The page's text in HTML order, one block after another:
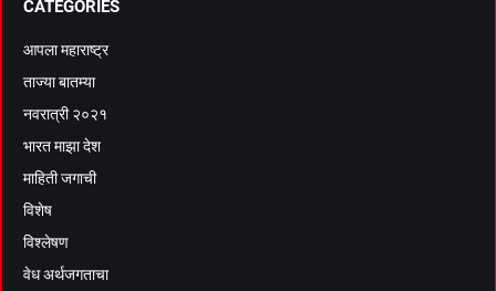
CATEGORIES
आपला महाराष्ट्र
ताज्या बातम्या
नवरात्री २०२१
भारत माझा देश
माहिती जगाची
विशेष
विश्लेषण
वेध अर्थजगताचा